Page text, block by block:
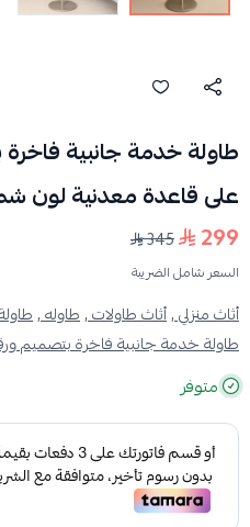
طاولة خدمة جانبية
على قاعدة معدنية لون
299
345
السعر شامل الضريبة
أثاث منزلي ,أثاث طاولات ,طاوله ,
طاولة خدمة جانبية فاخرة بتصميم
متوفر